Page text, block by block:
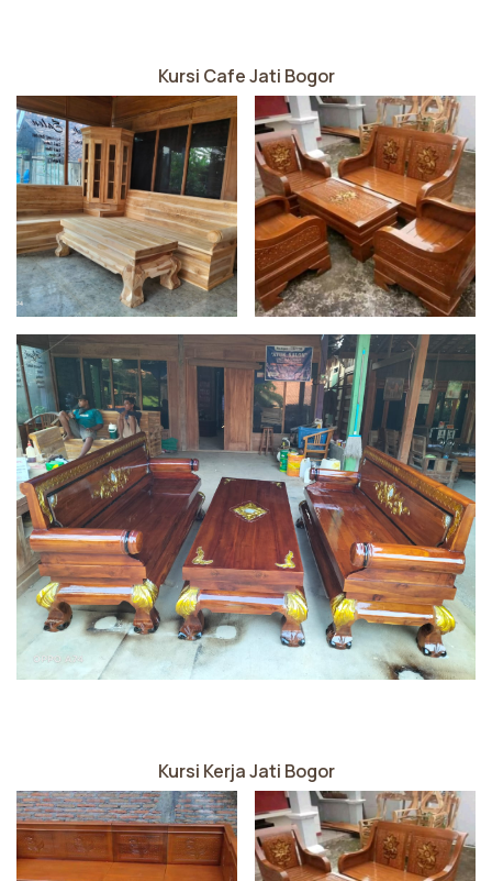
Kursi Cafe Jati Bogor
Kursi Kerja Jati Bogor